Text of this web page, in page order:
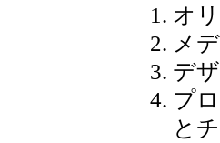
オ
メ
デ
プ
と